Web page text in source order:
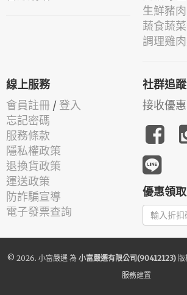
生鮮豬
蔬食蔬
調理雞
線上服務
會員註冊 / 登入
忘記密碼
服務條款
隱私權政策
退換貨政策
運送政策
防詐騙宣導
電子發票查詢
社群追蹤
接收優
優惠領取
© 2026. 小富嚴選為 小富嚴選有限公司(90412123)版
服務建置